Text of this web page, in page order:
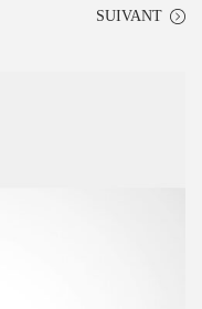
SUIVANT